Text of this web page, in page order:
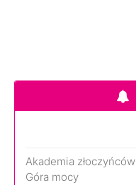
Akademia złoczyńców
Góra mocy